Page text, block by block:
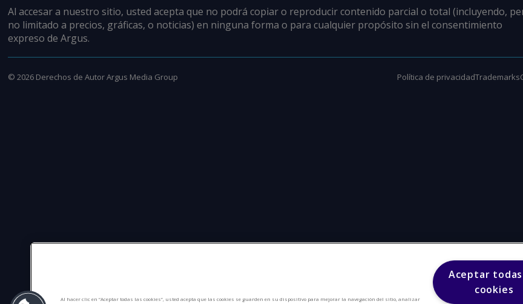
Al accesar a nuestro sitio, usted acepta que no podrá copiar o reproducir contenido parcial o total (incluyendo,
no limitado a precios, gráficas, o noticias) en ninguna forma o para cualquier propósito sin el consentimiento
expreso de Argus.
© 2026 Derechos de Autor Argus Media Group Política de privacidadTrademarks
Al hacer clic en “Aceptar todas las cookies”, usted acepta que las cookies se guarden en su dispositivo para mejorar la navegación del sitio, analizar
Aceptar
cookies